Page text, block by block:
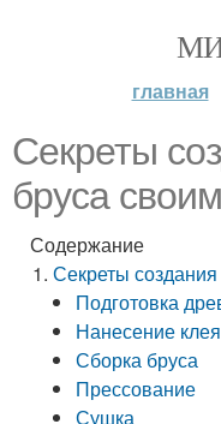
главная
Секреты
бруса
Содержание
Секреты
Подготовка
Нанесение клея
Сборка бруса
Прессование
Сушка